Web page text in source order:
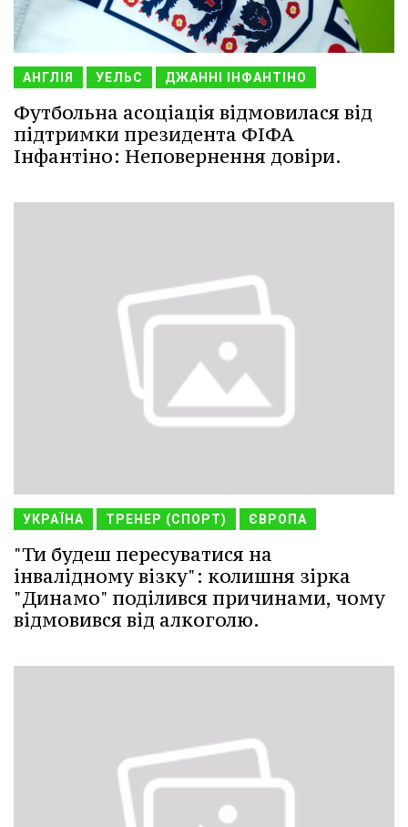
АНГЛІЯ УЕЛЬС ДЖАННІ ІНФАНТІНО
Футбольна асоціація відмовилася від
підтримки президента ФІФА
Інфантіно: Неповернення довіри.
УКРАЇНА ТРЕНЕР (СПОРТ) ЄВРОПА
"Ти будеш пересуватися на
інвалідному візку": колишня зірка
"Динамо" поділився причинами, чому
відмовився від алкоголю.